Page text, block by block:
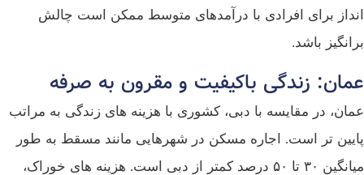
انداز برای افرادی با درآمدهای متوسط ممکن است چالش‌
برانگیز باشد.
عمان: زندگی باکیفیت و مقرون‌ به‌ صرفه
عمان، در مقایسه با دبی، کشوری با هزینه‌ های زندگی به‌ مراتب
پایین‌ تر است. اجاره مسکن در شهرهایی مانند مسقط به طور
میانگین ۳۰ تا ۵۰ درصد کمتر از دبی است. هزینه‌ های خوراک،